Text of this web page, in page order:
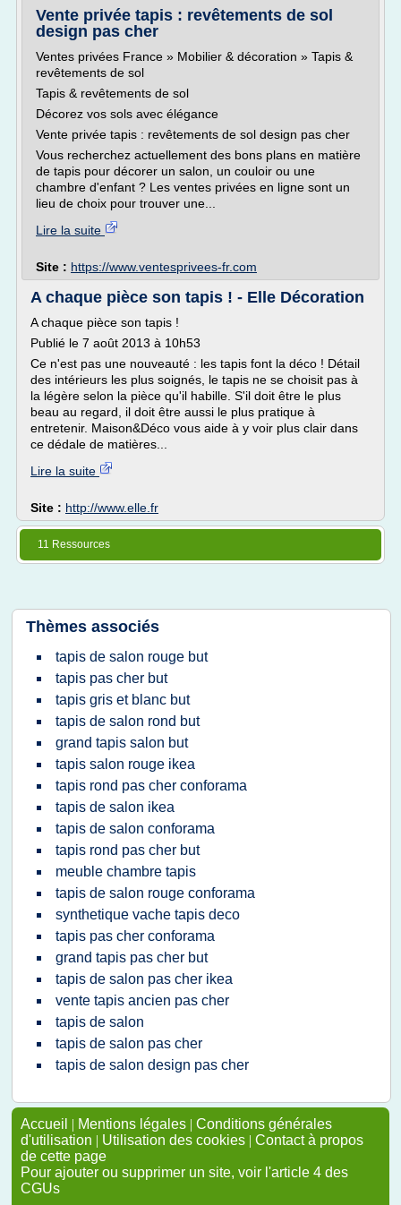
Vente privée tapis : revêtements de sol
design pas cher
Ventes privées France » Mobilier & décoration » Tapis &
revêtements de sol
Tapis & revêtements de sol
Décorez vos sols avec élégance
Vente privée tapis : revêtements de sol design pas cher
Vous recherchez actuellement des bons plans en matière
de tapis pour décorer un salon, un couloir ou une
chambre d'enfant ? Les ventes privées en ligne sont un
lieu de choix pour trouver une...
Lire la suite
Site : https://www.ventesprivees-fr.com
A chaque pièce son tapis ! - Elle Décoration
A chaque pièce son tapis !
Publié le 7 août 2013 à 10h53
Ce n'est pas une nouveauté : les tapis font la déco ! Détail
des intérieurs les plus soignés, le tapis ne se choisit pas à
la légère selon la pièce qu'il habille. S'il doit être le plus
beau au regard, il doit être aussi le plus pratique à
entretenir. Maison&Déco vous aide à y voir plus clair dans
ce dédale de matières...
Lire la suite
Site : http://www.elle.fr
11 Ressources
Thèmes associés
tapis de salon rouge but
tapis pas cher but
tapis gris et blanc but
tapis de salon rond but
grand tapis salon but
tapis salon rouge ikea
tapis rond pas cher conforama
tapis de salon ikea
tapis de salon conforama
tapis rond pas cher but
meuble chambre tapis
tapis de salon rouge conforama
synthetique vache tapis deco
tapis pas cher conforama
grand tapis pas cher but
tapis de salon pas cher ikea
vente tapis ancien pas cher
tapis de salon
tapis de salon pas cher
tapis de salon design pas cher
Accueil | Mentions légales | Conditions générales
d'utilisation | Utilisation des cookies | Contact à propos
de cette page
Pour ajouter ou supprimer un site, voir l'article 4 des
CGUs